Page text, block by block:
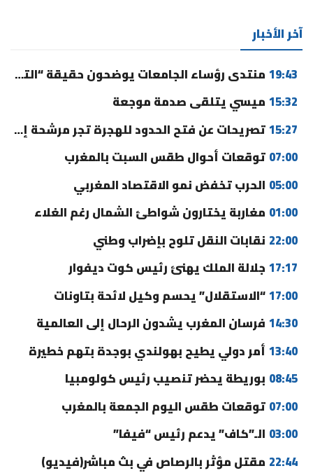
آخر الأخبار
19:43 منتدى رؤساء الجامعات يوضحون حقيقة “التوقيت الميسر” ورسوم التسجيل
15:32 ميسي يتلقى صدمة موجعة
15:27تصريحات عن فتح الحدود للهجرة تجر مرشحة إلى القضاء
07:00 توقعات أحوال طقس السبت بالمغرب
05:00 الحرب تخفض نمو الاقتصاد المغربي
01:00 مغاربة يختارون شواطئ الشمال رغم الغلاء
22:00 نقابات النقل تلوح بإضراب وطني
17:17 جلالة الملك يهنئ رئيس كوت ديفوار
17:00“الاستقلال” يحسم وكيل لائحة بتاونات
14:30 فرسان المغرب يشدون الرحال إلى العالمية
13:40 أمر دولي يطيح بهولندي بوجدة بتهم خطيرة
08:45 بوريطة يحضر تنصيب رئيس كولومبيا
07:00 توقعات طقس اليوم الجمعة بالمغرب
03:00 الـ”كاف” يدعم رئيس “فيفا”
22:44 مقتل مؤثر بالرصاص في بث مباشر(فيديو)